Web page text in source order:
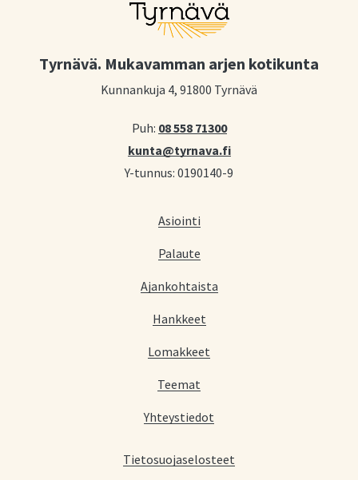
Tyrnävä. Mukavamman arjen kotikunta
Kunnankuja 4, 91800 Tyrnävä
Puh: 08 558 71300
kunta@tyrnava.fi
Y-tunnus: 0190140-9
Asiointi
Palaute
Ajankohtaista
Hankkeet
Lomakkeet
Teemat
Yhteystiedot
Tietosuojaselosteet